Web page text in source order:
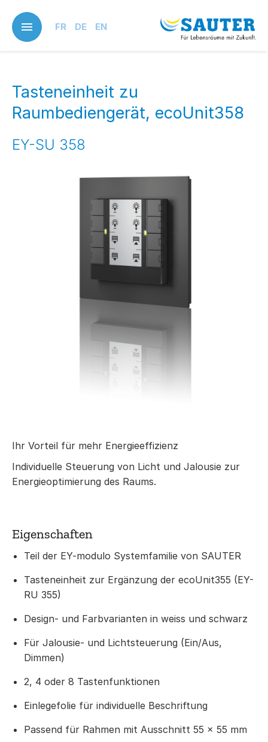
main
content
FR DE EN
Tasteneinheit zu
Raumbediengerät, ecoUnit358
EY-SU 358
Ihr Vorteil für mehr Energieeffizienz
Individuelle Steuerung von Licht und Jalousie zur
Energieoptimierung des Raums.
Eigenschaften
Teil der EY-modulo Systemfamilie von SAUTER
Tasteneinheit zur Ergänzung der ecoUnit355 (EY-
RU 355)
Design- und Farbvarianten in weiss und schwarz
Für Jalousie- und Lichtsteuerung (Ein/Aus,
Dimmen)
2, 4 oder 8 Tastenfunktionen
Einlegefolie für individuelle Beschriftung
Passend für Rahmen mit Ausschnitt 55 × 55 mm